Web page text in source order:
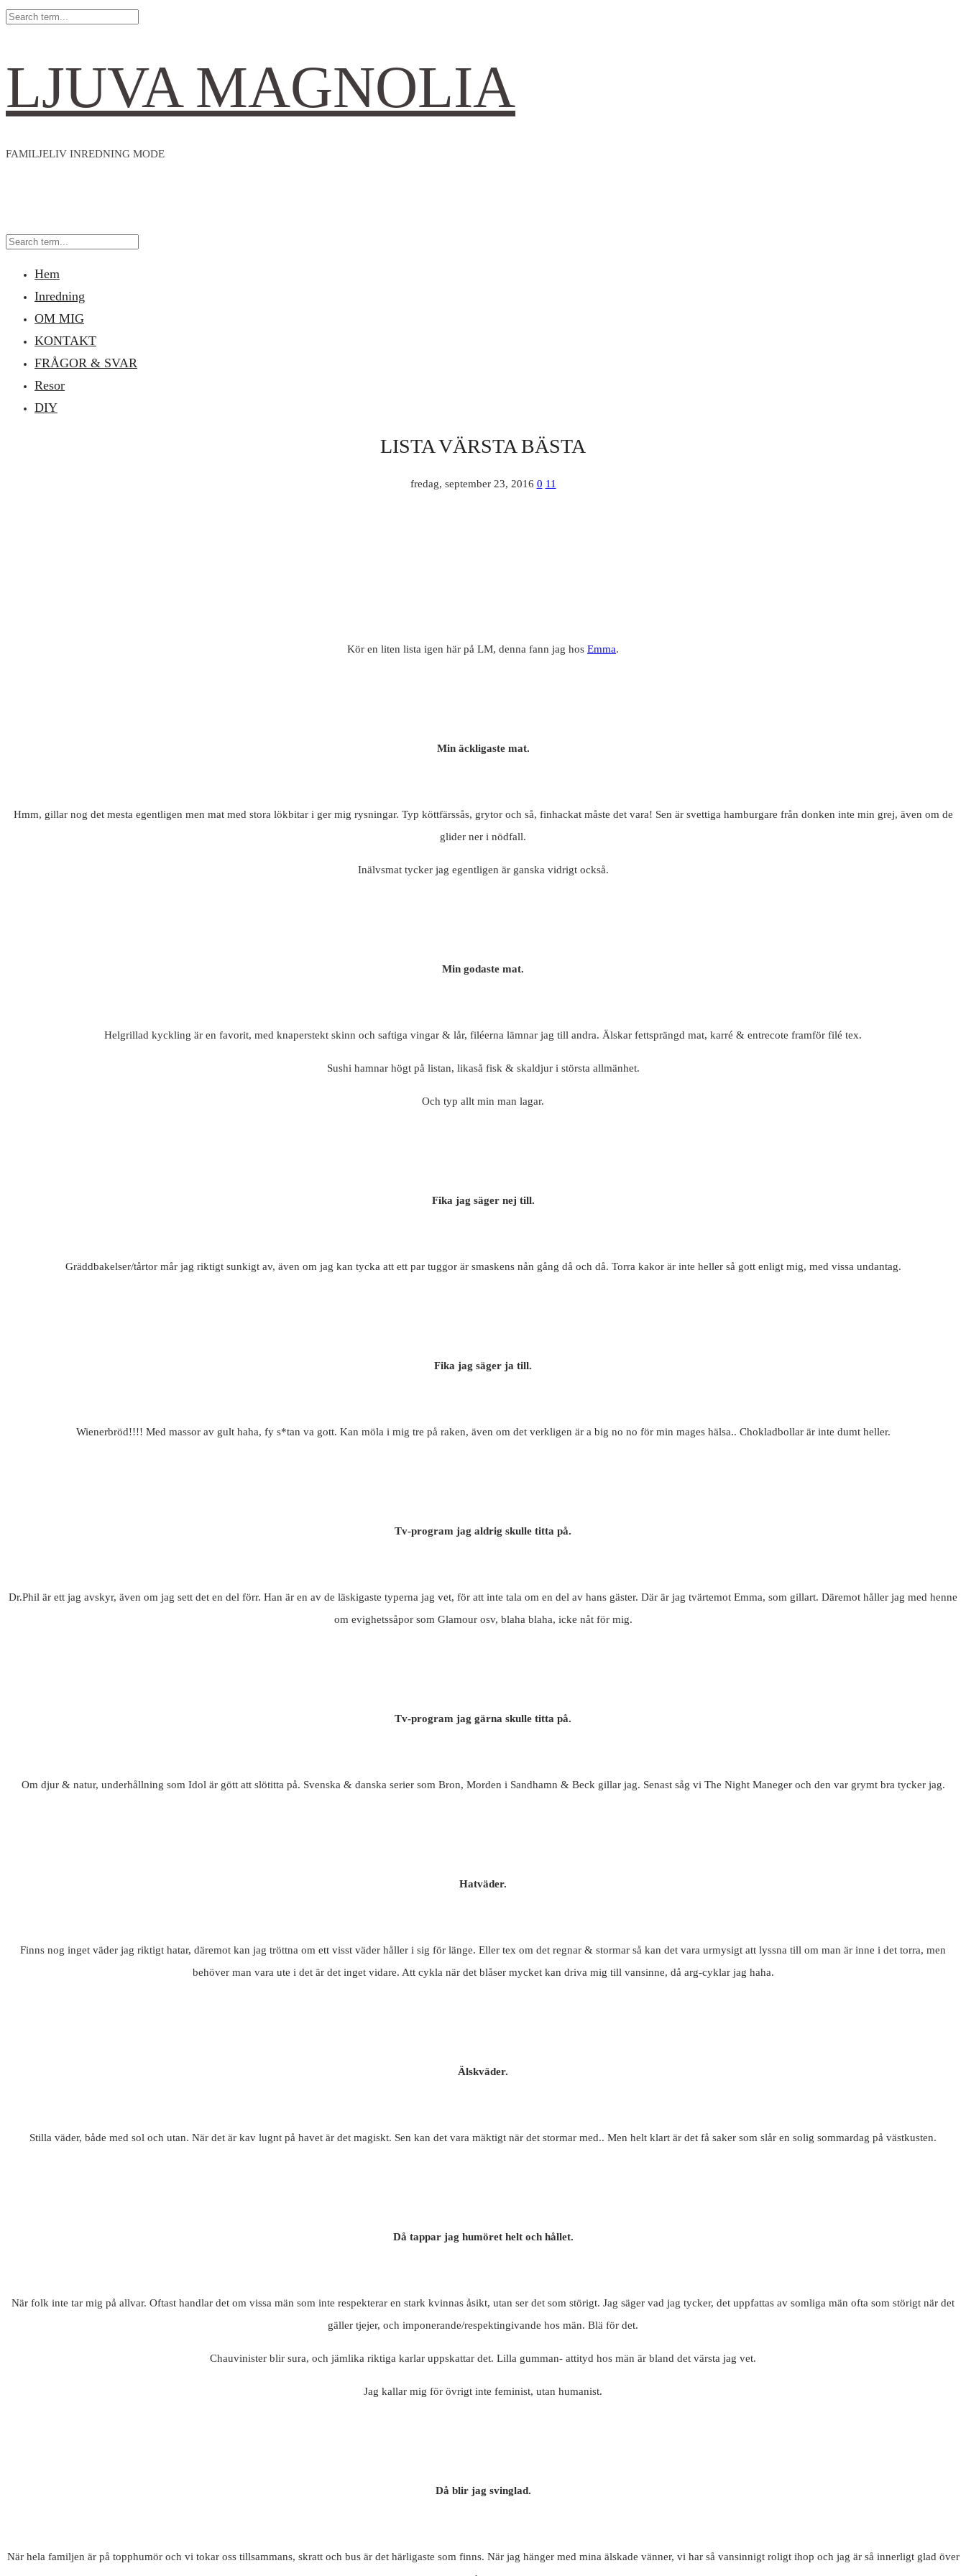
LJUVA MAGNOLIA
FAMILJELIV INREDNING MODE
Hem
Inredning
OM MIG
KONTAKT
FRÅGOR & SVAR
Resor
DIY
LISTA VÄRSTA BÄSTA
fredag, september 23, 2016 0 11
Kör en liten lista igen här på LM, denna fann jag hos Emma.
Min äckligaste mat.
Hmm, gillar nog det mesta egentligen men mat med stora lökbitar i ger mig rysningar. Typ köttfärssås, grytor och så, finhackat måste det vara! Sen är svettiga hamburgare från donken inte min grej, även om de
glider ner i nödfall.
Inälvsmat tycker jag egentligen är ganska vidrigt också.
Min godaste mat.
Helgrillad kyckling är en favorit, med knaperstekt skinn och saftiga vingar & lår, filéerna lämnar jag till andra. Älskar fettsprängd mat, karré & entrecote framför filé tex.
Sushi hamnar högt på listan, likaså fisk & skaldjur i största allmänhet.
Och typ allt min man lagar.
Fika jag säger nej till.
Gräddbakelser/tårtor mår jag riktigt sunkigt av, även om jag kan tycka att ett par tuggor är smaskens nån gång då och då. Torra kakor är inte heller så gott enligt mig, med vissa undantag.
Fika jag säger ja till.
Wienerbröd!!!! Med massor av gult haha, fy s*tan va gott. Kan möla i mig tre på raken, även om det verkligen är a big no no för min mages hälsa.. Chokladbollar är inte dumt heller.
Tv-program jag aldrig skulle titta på.
Dr.Phil är ett jag avskyr, även om jag sett det en del förr. Han är en av de läskigaste typerna jag vet, för att inte tala om en del av hans gäster. Där är jag tvärtemot Emma, som gillart. Däremot håller jag med henne
om evighetssåpor som Glamour osv, blaha blaha, icke nåt för mig.
Tv-program jag gärna skulle titta på.
Om djur & natur, underhållning som Idol är gött att slötitta på. Svenska & danska serier som Bron, Morden i Sandhamn & Beck gillar jag. Senast såg vi The Night Maneger och den var grymt bra tycker jag.
Hatväder.
Finns nog inget väder jag riktigt hatar, däremot kan jag tröttna om ett visst väder håller i sig för länge. Eller tex om det regnar & stormar så kan det vara urmysigt att lyssna till om man är inne i det torra, men
behöver man vara ute i det är det inget vidare. Att cykla när det blåser mycket kan driva mig till vansinne, då arg-cyklar jag haha.
Älskväder.
Stilla väder, både med sol och utan. När det är kav lugnt på havet är det magiskt. Sen kan det vara mäktigt när det stormar med.. Men helt klart är det få saker som slår en solig sommardag på västkusten.
Då tappar jag humöret helt och hållet.
När folk inte tar mig på allvar. Oftast handlar det om vissa män som inte respekterar en stark kvinnas åsikt, utan ser det som störigt. Jag säger vad jag tycker, det uppfattas av somliga män ofta som störigt när det
gäller tjejer, och imponerande/respektingivande hos män. Blä för det.
Chauvinister blir sura, och jämlika riktiga karlar uppskattar det. Lilla gumman- attityd hos män är bland det värsta jag vet.
Jag kallar mig för övrigt inte feminist, utan humanist.
Då blir jag svinglad.
När hela familjen är på topphumör och vi tokar oss tillsammans, skratt och bus är det härligaste som finns. När jag hänger med mina älskade vänner, vi har så vansinnigt roligt ihop och jag är så innerligt glad över